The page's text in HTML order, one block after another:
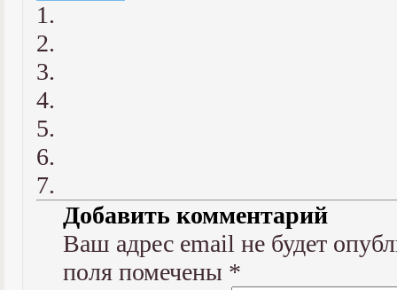
1.
2.
3.
4.
5.
6.
7.
Добавить комментарий
Ваш адрес email не будет
поля помечены *